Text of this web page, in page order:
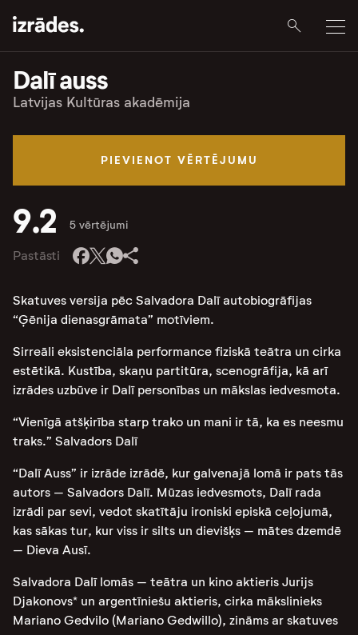
Dalī auss
Latvijas Kultūras akadēmija
PIEVIENOT VĒRTĒJUMU
9.2 5 vērtējumi
Pastāsti
Skatuves versija pēc Salvadora Dalī autobiogrāfijas
“Ģēnija dienasgrāmata” motīviem.
Sirreāli eksistenciāla performance fiziskā teātra un cirka
estētikā. Kustība, skaņu partitūra, scenogrāfija, kā arī
izrādes uzbūve ir Dalī personības un mākslas iedvesmota.
“Vienīgā atšķirība starp trako un mani ir tā, ka es neesmu
traks.” Salvadors Dalī
“Dalī Auss” ir izrāde izrādē, kur galvenajā lomā ir pats tās
autors – Salvadors Dalī. Mūzas iedvesmots, Dalī rada
izrādi par sevi, vedot skatītāju ironiski episkā ceļojumā,
kas sākas tur, kur viss ir silts un dievišķs – mātes dzemdē
– Dieva Ausī.
Salvadora Dalī lomās – teātra un kino aktieris Jurijs
Djakonovs* un argentīniešu aktieris, cirka mākslinieks
Mariano Gedvilo (Mariano Gedwillo), zināms ar skatuves